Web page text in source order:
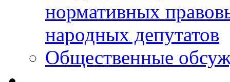
нормативных
народных депутатов
Общественные